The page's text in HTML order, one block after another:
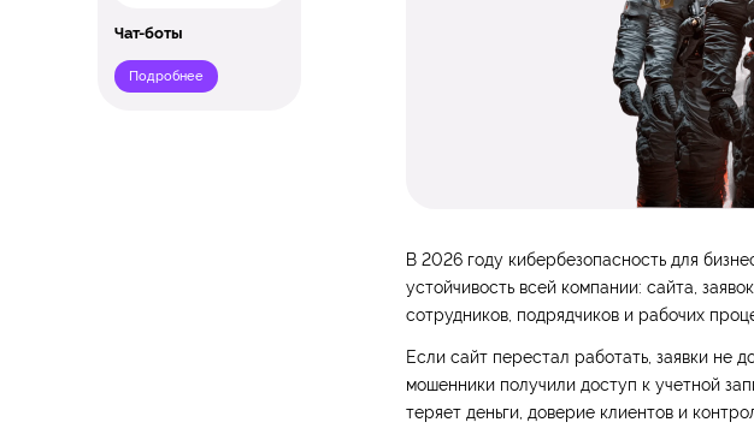
Чат-боты
Подробнее
В 2026 году кибербезопасность для
устойчивость всей компании: сайта,
сотрудников, подрядчиков и рабочих
Если сайт перестал работать, заявки не
мошенники получили доступ к учетной
теряет деньги, доверие клиентов и